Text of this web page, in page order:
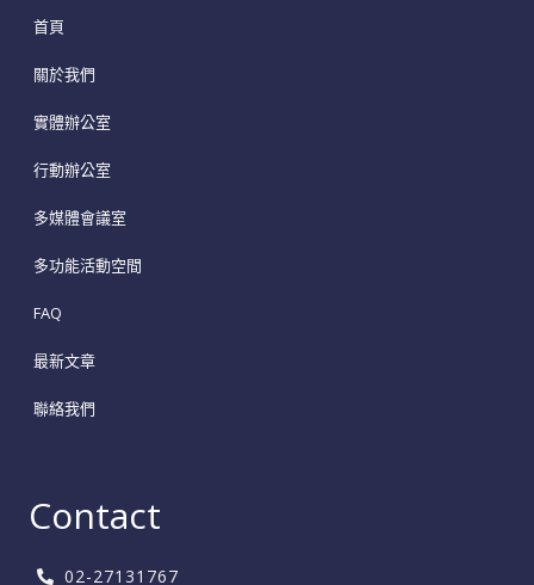
首頁
關於我們
實體辦公室
行動辦公室
多媒體會議室
多功能活動空間
FAQ
最新文章
聯絡我們
Contact
02-27131767